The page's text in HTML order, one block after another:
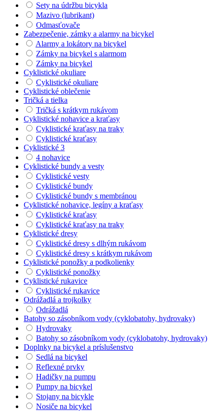
Sety na údržbu bicykla
Mazivo (lubrikant)
Odmasťovače
Zabezpečenie, zámky a alarmy na bicykel
Alarmy a lokátory na bicykel
Zámky na bicykel s alarmom
Zámky na bicykel
Cyklistické okuliare
Cyklistické okuliare
Cyklistické oblečenie
Tričká a tielka
Tričká s krátkym rukávom
Cyklistické nohavice a kraťasy
Cyklistické kraťasy na traky
Cyklistické kraťasy
Cyklistické 3
4 nohavice
Cyklistické bundy a vesty
Cyklistické vesty
Cyklistické bundy
Cyklistické bundy s membránou
Cyklistické nohavice, legíny a kraťasy
Cyklistické kraťasy
Cyklistické kraťasy na traky
Cyklistické dresy
Cyklistické dresy s dlhým rukávom
Cyklistické dresy s krátkym rukávom
Cyklistické ponožky a podkolienky
Cyklistické ponožky
Cyklistické rukavice
Cyklistické rukavice
Odrážadlá a trojkolky
Odrážadlá
Batohy so zásobníkom vody (cyklobatohy, hydrovaky)
Hydrovaky
Batohy so zásobníkom vody (cyklobatohy, hydrovaky)
Doplnky na bicykel a príslušenstvo
Sedlá na bicykel
Reflexné prvky
Hadičky na pumpu
Pumpy na bicykel
Stojany na bicykle
Nosiče na bicykel